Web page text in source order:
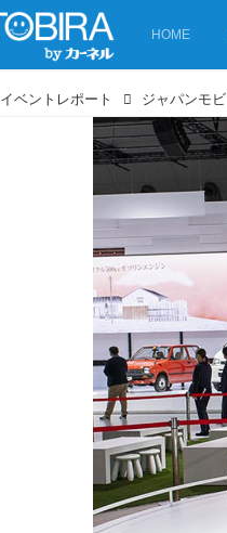
HOME
イベントレポート